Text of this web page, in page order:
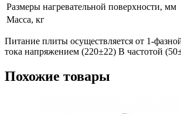
Размеры нагревательной поверхности, мм
Масса, кг
Питание плиты осуществляется от 1-
тока напряжением (220±22) В частотой
Похожие товары